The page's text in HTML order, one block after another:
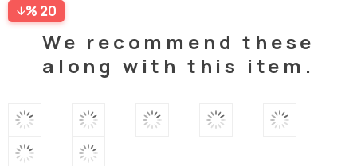
20
We recommend these
along with this item.